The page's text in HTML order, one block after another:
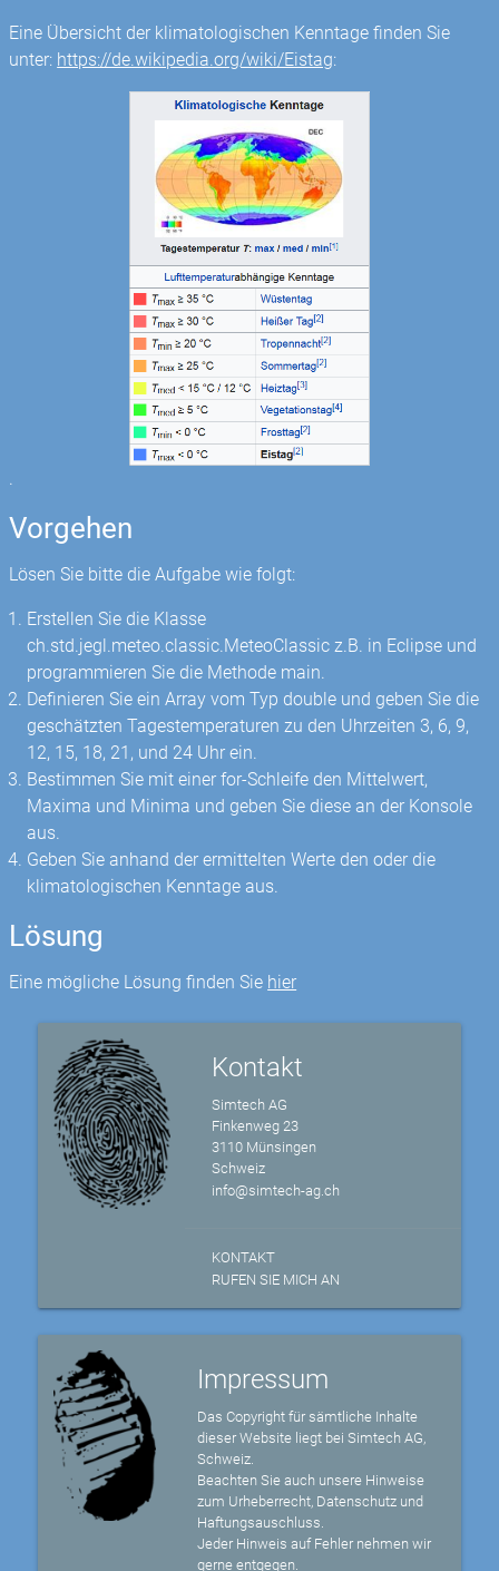
Eine Übersicht der klimatologischen Kenntage finden Sie
unter: https://de.wikipedia.org/wiki/Eistag:
.
Vorgehen
Lösen Sie bitte die Aufgabe wie folgt:
Erstellen Sie die Klasse
ch.std.jegl.meteo.classic.MeteoClassic z.B. in Eclipse und
programmieren Sie die Methode main.
Definieren Sie ein Array vom Typ double und geben Sie die
geschätzten Tagestemperaturen zu den Uhrzeiten 3, 6, 9,
12, 15, 18, 21, und 24 Uhr ein.
Bestimmen Sie mit einer for-Schleife den Mittelwert,
Maxima und Minima und geben Sie diese an der Konsole
aus.
Geben Sie anhand der ermittelten Werte den oder die
klimatologischen Kenntage aus.
Lösung
Eine mögliche Lösung finden Sie hier
Kontakt
Simtech AG
Finkenweg 23
3110 Münsingen
Schweiz
info@simtech-ag.ch
KONTAKT
RUFEN SIE MICH AN
Impressum
Das Copyright für sämtliche Inhalte
dieser Website liegt bei Simtech AG,
Schweiz.
Beachten Sie auch unsere Hinweise
zum Urheberrecht, Datenschutz und
Haftungsauschluss.
Jeder Hinweis auf Fehler nehmen wir
gerne entgegen.